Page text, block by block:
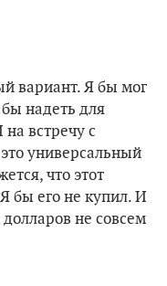
вариант. Я бы мог
надеть для
встречу с
универсальный
что этот
бы его не купил. И
не совсем